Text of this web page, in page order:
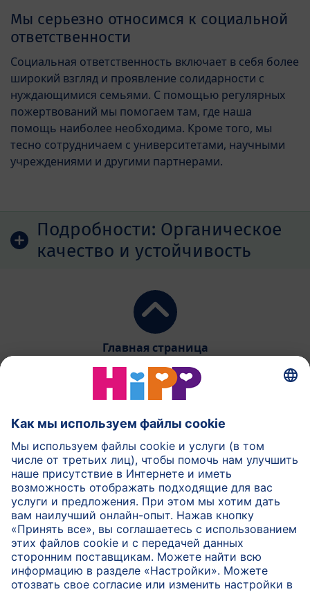
Мы серьезно относимся к социальной
ответственности
Социальная ответственность включает в себя более
широкий взгляд и проявление солидарности с
нуждающимися семьями. С помощью регулярных
пожертвований мы помогаем там, где наша
помощь наиболее необходима. Кроме того, мы
тесно сотрудничаем с университетами, научными
учреждениями и другими партнерами.
Подробности: Органическое
качество и устойчивость
Главная страница
HiPP Молочное питание
HiPP Детское питание
HiPP Уход за кожей
HiPP Беременность
Защита данных и общие условия пользования
Выходные данные
О компании HiPP